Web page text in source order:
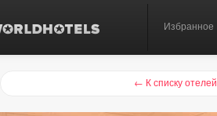
Избранное
← К списку отелей